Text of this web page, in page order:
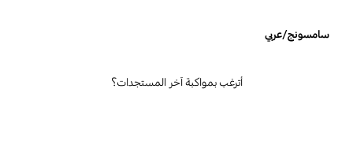
سامسونج/عربي
أترغب بمواكبة آخر المستجدات؟